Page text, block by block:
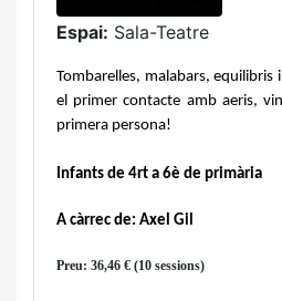
Espai: Sala-Teatre
Tombarelles, malabars, equilibris
el primer contacte amb aeris,
primera persona!
Infants de 4rt a 6è de primària
A càrrec de: Axel Gil
Preu: 36,46 € (10 sessions)